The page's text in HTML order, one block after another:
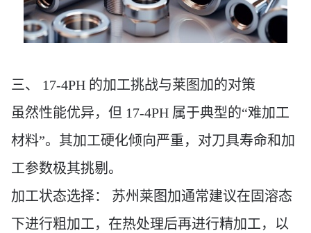
三、
17-4PH 的加工挑战与莱图加的对策
虽然性能优异，但 17-4PH 属于典型的“难加工
材料”。其加工硬化倾向严重，对刀具寿命和加
工参数极其挑剔。
加工状态选择：
苏州莱图加通常建议在固溶态
下进行粗加工，在热处理后再进行精加工，以